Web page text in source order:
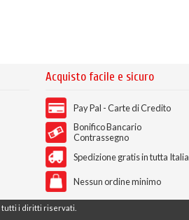
Acquisto facile e sicuro
Pay Pal - Carte di Credito
Bonifico Bancario
Contrassegno
Spedizione gratis in tutta Italia
Nessun ordine minimo
- tutti i diritti riservati.